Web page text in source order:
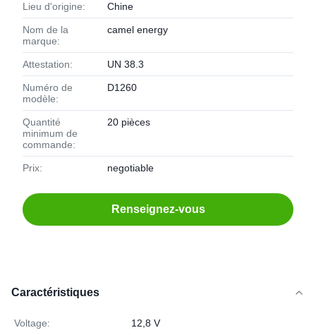
Lieu d'origine: Chine
Nom de la
marque:
camel energy
Attestation: UN 38.3
Numéro de
modèle:
D1260
Quantité
minimum de
commande:
20 pièces
Prix: negotiable
Renseignez-vous
Caractéristiques
Voltage: 12,8 V